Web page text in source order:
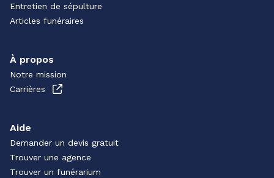
Entretien de sépulture
Articles funéraires
À propos
Notre mission
Carrières
Aide
Demander un devis gratuit
Trouver une agence
Trouver un funérarium